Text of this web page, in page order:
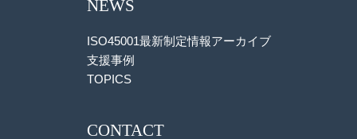
NEWS
ISO45001最新制定情報アーカイブ
支援事例
TOPICS
CONTACT